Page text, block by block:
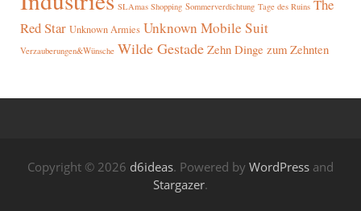
SLAmas Shopping Sommerverdichtung Tage des Ruins The
Red Star Unknown Armies Unknown Mobile Suit
Verzauberungen&Wünsche Wilde Gestade Zehn Dinge zum Zehnten
Copyright © 2026 d6ideas. Powered by WordPress and
Stargazer.